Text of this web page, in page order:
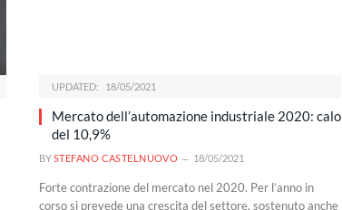
UPDATED: 18/05/2021
Mercato dell’automazione industriale 2020: calo
del 10,9%
BYSTEFANO CASTELNUOVO 18/05/2021
Forte contrazione del mercato nel 2020. Per l’anno in
corso si prevede una crescita del settore, sostenuto anche